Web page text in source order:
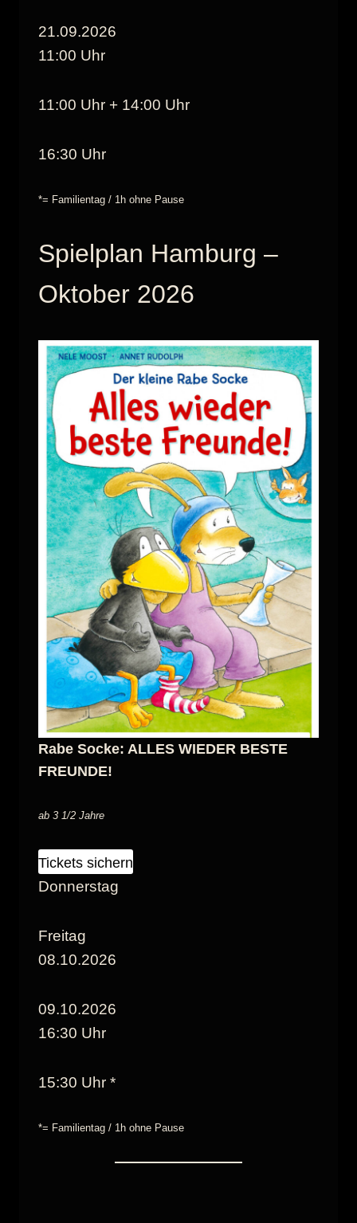
21.09.2026
11:00 Uhr
11:00 Uhr + 14:00 Uhr
16:30 Uhr
*= Familientag / 1h ohne Pause
Spielplan Hamburg –
Oktober 2026
Rabe Socke: ALLES WIEDER BESTE
FREUNDE!
ab 3 1/2 Jahre
Tickets sichern
Donnerstag
Freitag
08.10.2026
09.10.2026
16:30 Uhr
15:30 Uhr *
*= Familientag / 1h ohne Pause